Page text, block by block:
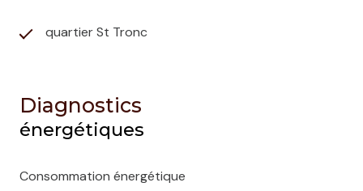
quartier St Tronc
Diagnostics
énergétiques
Consommation énergétique